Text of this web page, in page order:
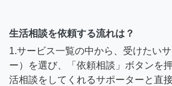
生活相談を依頼する流れは？
1.サービス一覧の中から、受けたい
ー）を選び、「依頼相談」ボタンを
活相談をしてくれるサポーターと直